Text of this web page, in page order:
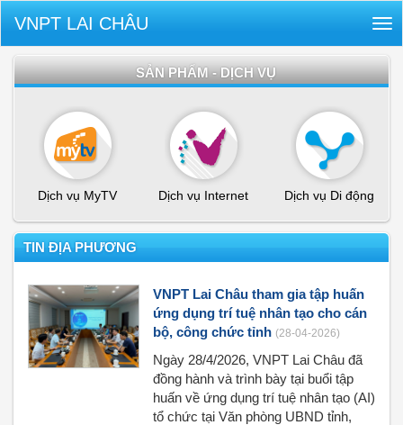
VNPT LAI CHÂU
SẢN PHẨM - DỊCH VỤ
Dịch vụ MyTV Dịch vụ Internet Dịch vụ Di động
TIN ĐỊA PHƯƠNG
VNPT Lai Châu tham gia tập huấn
ứng dụng trí tuệ nhân tạo cho cán
bộ, công chức tỉnh (28-04-2026)
Ngày 28/4/2026, VNPT Lai Châu đã
đồng hành và trình bày tại buổi tập
huấn về ứng dụng trí tuệ nhân tạo (AI)
tổ chức tại Văn phòng UBND tỉnh,